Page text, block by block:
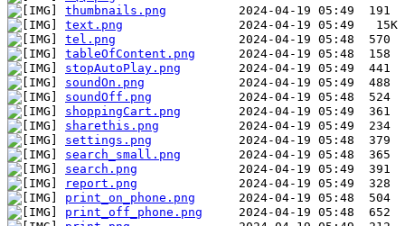
thumbnails.png
text.png
tel.png
tableOfContent.png
stopAutoPlay.png
soundOn.png
soundOff.png
shoppingCart.png
sharethis.png
settings.png
search_small.png
search.png
report.png
print_on_phone.png
print_off_phone.png